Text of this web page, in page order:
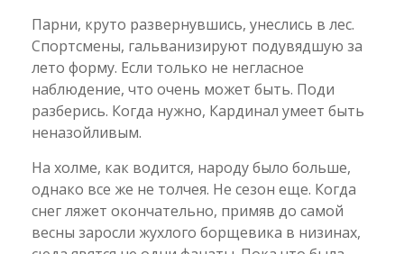
Парни, круто развернувшись, унеслись в лес.
Спортсмены, гальванизируют подувядшую за
лето форму. Если только не негласное
наблюдение, что очень может быть. Поди
разберись. Когда нужно, Кардинал умеет быть
неназойливым.
На холме, как водится, народу было больше,
однако все же не толчея. Не сезон еще. Когда
снег ляжет окончательно, примяв до самой
весны заросли жухлого борщевика в низинах,